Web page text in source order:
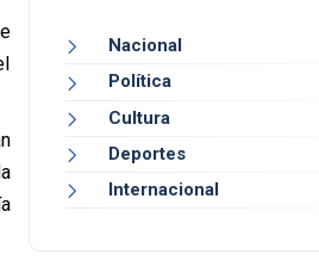
Nacional
Política
Cultura
Deportes
Internacional